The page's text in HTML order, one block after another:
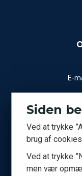
E-
Siden
Ved at trykke
brug af
Ved at trykke
men vær